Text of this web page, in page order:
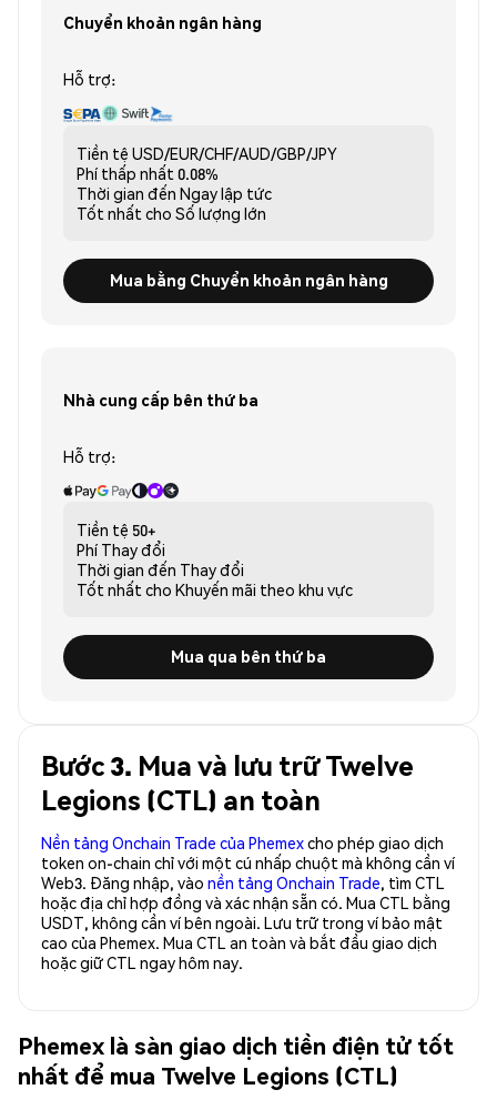
Chuyển khoản ngân hàng
Hỗ trợ:
Tiền tệ USD/EUR/CHF/AUD/GBP/JPY
Phí thấp nhất 0.08%
Thời gian đến Ngay lập tức
Tốt nhất cho Số lượng lớn
Mua bằng Chuyển khoản ngân hàng
Nhà cung cấp bên thứ ba
Hỗ trợ:
Tiền tệ 50+
Phí Thay đổi
Thời gian đến Thay đổi
Tốt nhất cho Khuyến mãi theo khu vực
Mua qua bên thứ ba
Bước 3. Mua và lưu trữ Twelve
Legions (CTL) an toàn
Nền tảng Onchain Trade của Phemexcho phép giao dịch
token on-chain chỉ với một cú nhấp chuột mà không cần ví
Web3. Đăng nhập, vào nền tảng Onchain Trade, tìm CTL
hoặc địa chỉ hợp đồng và xác nhận sẵn có. Mua CTL bằng
USDT, không cần ví bên ngoài. Lưu trữ trong ví bảo mật
cao của Phemex. Mua CTL an toàn và bắt đầu giao dịch
hoặc giữ CTL ngay hôm nay.
Phemex là sàn giao dịch tiền điện tử tốt
nhất để mua Twelve Legions (CTL)